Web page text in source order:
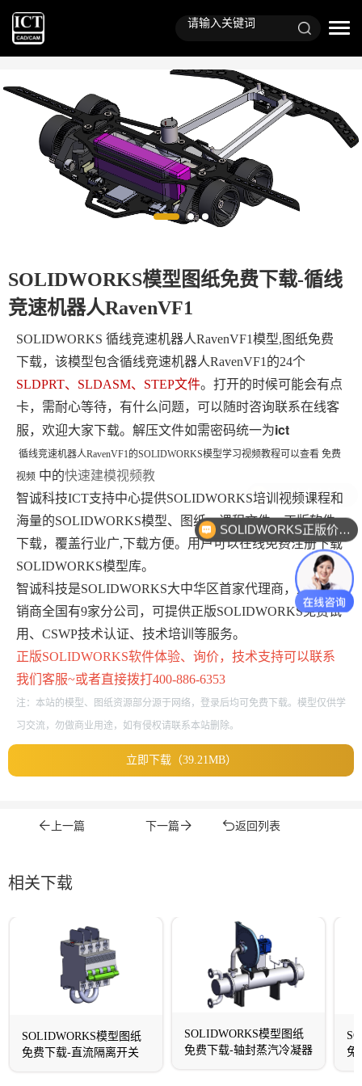
SOLIDWORKS模型图纸免费下载-循线
竞速机器人RavenVF1
SOLIDWORKS 循线竞速机器人RavenVF1模型,图纸免费
下载，该模型包含循线竞速机器人RavenVF1 的24个
SLDPRT、SLDASM、STEP文件。打开的时候可能会有点
卡，需耐心等待，有什么问题，可以随时咨询联系在线客
服，欢迎大家下载。解压文件如需密码统一为ict
循线竞速机器人RavenVF1的SOLIDWORKS模型学习视频教程可以查看 免费
视频 中的快速建模视频教
智诚科技ICT支持中心提供SOLIDWORKS培训视频课程和
海量的SOLIDWORKS模型、图纸、课程文件、正版软件
下载，覆盖行业广,下载方便。用户可以在线免费注册下载
SOLIDWORKS模型库。
智诚科技是SOLIDWORKS大中华区首家代理商，最大经
销商全国有9家分公司，可提供正版SOLIDWORKS免费试
用、CSWP技术认证、技术培训等服务。
正版SOLIDWORKS软件体验、询价，技术支持可以联系
我们客服~或者直接拨打400-886-6353
注：本站的模型、图纸资源部分源于网络，登录后均可免费下载。模型仅供学
习交流，勿做商业用途，如有侵权请联系本站删除。
立即下载（39.21MB）
上一篇 下一篇 返回列表
相关下载
SOLIDWORKS模型图纸
免费下载-直流隔离开关
SOLIDWORKS模型图纸
免费下载-轴封蒸汽冷凝器
免
SOLIDWORKS正版价格？
SW技术支持？